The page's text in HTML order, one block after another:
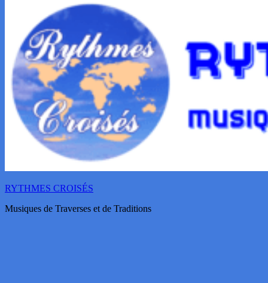
RYTHMES CROISÉS
Musiques de Traverses et de Traditions